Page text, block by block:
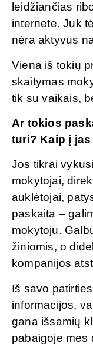
leidžiančias
internete. Juk
nėra aktyvūs
Viena iš tokių
skaitymas
tik su vaikais,
Ar tokios
turi? Kaip į
Jos tikrai
mokytojai,
auklėtojai,
paskaita –
mokytoju.
žiniomis, o
kompanijos
Iš savo
informacijos,
gana išsamių
pabaigoje mes